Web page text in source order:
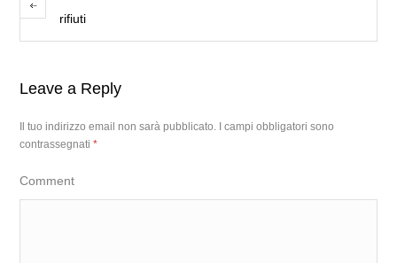
rifiuti
Leave a Reply
Il tuo indirizzo email non sarà pubblicato.
I campi obbligatori sono
contrassegnati*
Comment